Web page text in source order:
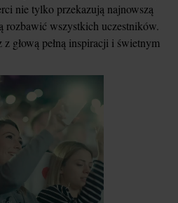
nie tylko przekazują najnowszą
rozbawić wszystkich uczestników.
głową pełną inspiracji i świetnym